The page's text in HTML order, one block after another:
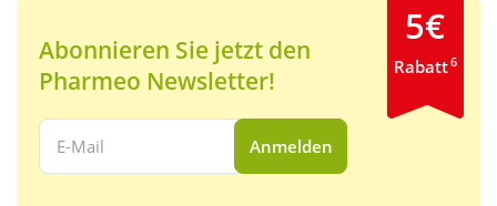
Abonnieren Sie jetzt den
Pharmeo Newsletter!
Ihre E-Mail Adresse:
Anmelden
5€
Rabatt6